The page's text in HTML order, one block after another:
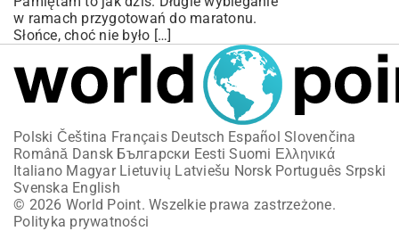
w ramach przygotowań do maratonu.
Słońce, choć nie było […]
Polski Čeština Français Deutsch Español Slovenčina
Română Dansk Български Eesti Suomi Ελληνικά
Italiano Magyar Lietuvių Latviešu Norsk Português Srpski
Svenska English
© 2026 World Point. Wszelkie prawa zastrzeżone.
Polityka prywatności